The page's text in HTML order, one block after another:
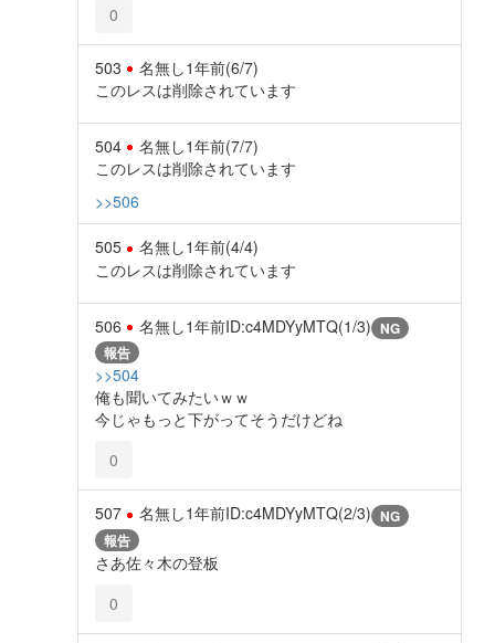
0
503 名無し1年前(6/7)
このレスは削除されています
504 名無し1年前(7/7)
このレスは削除されています
>>506
505 名無し1年前(4/4)
このレスは削除されています
506 名無し1年前ID:c4MDYyMTQ(1/3) NG
報告
>>504
俺も聞いてみたいｗｗ
今じゃもっと下がってそうだけどね
0
507 名無し1年前ID:c4MDYyMTQ(2/3) NG
報告
さあ佐々木の登板
0